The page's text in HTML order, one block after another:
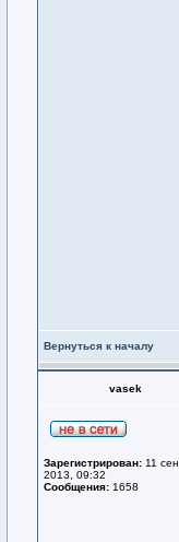
Вернуться к началу
vasek
Зарегистрирован: 11 сен
2013, 09:32
Сообщения: 1658